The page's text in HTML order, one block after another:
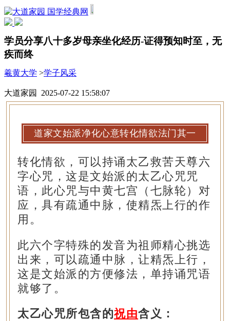
国学经典网
学员分享八十多岁母亲坐化经历-证得预知时至，无
疾而终
羲黄大学 >学子风采
大道家园 2025-07-22 15:58:07
道家文始派净化心意转化情欲法门其一
转化情欲，可以持诵太乙救苦天尊六
字心咒，这是文始派的太乙心咒咒
语，此心咒与中黄七宫（七脉轮）对
应，具有疏通中脉，使精炁上行的作
用。
此六个字特殊的发音为祖师精心挑选
出来，可以疏通中脉，让精炁上行，
这是文始派的方便修法，单持诵咒语
就够了。
太乙心咒所包含的祝由含义：